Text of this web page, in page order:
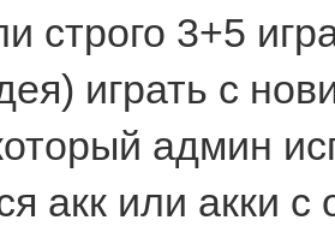
строго 3+5
играть с
админ
акк или акки